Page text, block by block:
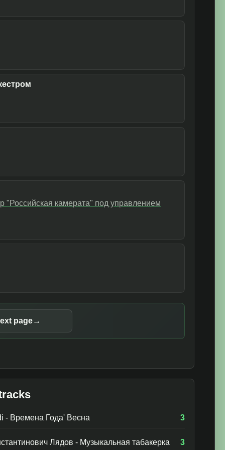
"Российская камерата" под управлением
page→
- Времена Года' Весна 3
Лядов - Музыкальная табакерка 3